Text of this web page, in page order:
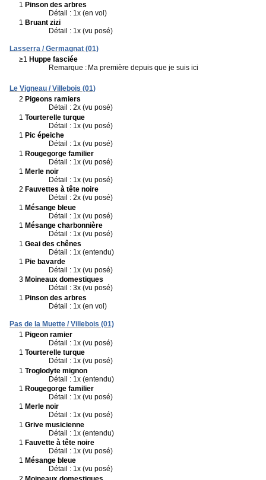
1 Pinson des arbres
Détail : 1x (en vol)
1 Bruant zizi
Détail : 1x (vu posé)
Lasserra / Germagnat (01)
≥1 Huppe fasciée
Remarque : Ma première depuis que je suis ici
Le Vigneau / Villebois (01)
2 Pigeons ramiers
Détail : 2x (vu posé)
1 Tourterelle turque
Détail : 1x (vu posé)
1 Pic épeiche
Détail : 1x (vu posé)
1 Rougegorge familier
Détail : 1x (vu posé)
1 Merle noir
Détail : 1x (vu posé)
2 Fauvettes à tête noire
Détail : 2x (vu posé)
1 Mésange bleue
Détail : 1x (vu posé)
1 Mésange charbonnière
Détail : 1x (vu posé)
1 Geai des chênes
Détail : 1x (entendu)
1 Pie bavarde
Détail : 1x (vu posé)
3 Moineaux domestiques
Détail : 3x (vu posé)
1 Pinson des arbres
Détail : 1x (en vol)
Pas de la Muette / Villebois (01)
1 Pigeon ramier
Détail : 1x (vu posé)
1 Tourterelle turque
Détail : 1x (vu posé)
1 Troglodyte mignon
Détail : 1x (entendu)
1 Rougegorge familier
Détail : 1x (vu posé)
1 Merle noir
Détail : 1x (vu posé)
1 Grive musicienne
Détail : 1x (entendu)
1 Fauvette à tête noire
Détail : 1x (vu posé)
1 Mésange bleue
Détail : 1x (vu posé)